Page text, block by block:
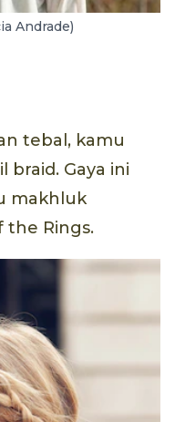
Andrade)
tebal, kamu
braid. Gaya ini
makhluk
the Rings.